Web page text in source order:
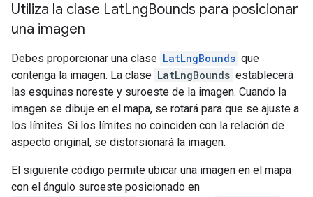
Utiliza la clase LatLngBounds para posicionar
una imagen
Debes proporcionar una clase LatLngBounds que
contenga la imagen. La clase LatLngBounds establecerá
las esquinas noreste y suroeste de la imagen. Cuando la
imagen se dibuje en el mapa, se rotará para que se ajuste a
los límites. Si los límites no coinciden con la relación de
aspecto original, se distorsionará la imagen.
El siguiente código permite ubicar una imagen en el mapa
con el ángulo suroeste posicionado en